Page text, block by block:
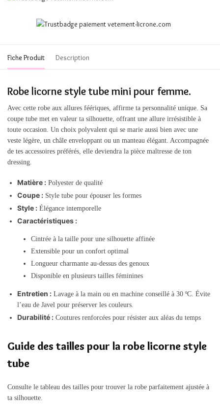
Fiche Produit Description
Robe licorne style tube mini pour femme.
Avec cette robe aux allures féériques, affirme ta personnalité unique. Sa
coupe tube met en valeur ta silhouette, offrant une allure irrésistible à
toute occasion. Un choix polyvalent qui se marie aussi bien avec une
veste légère, un châle enveloppant ou un manteau élégant. Accompagnée
de tes accessoires préférés, elle deviendra la pièce maîtresse de ton
dressing.
Matière : Polyester de qualité
Coupe : Style tube pour épouser les formes
Style : Élégance intemporelle
Caractéristiques :
Cintrée à la taille pour une silhouette affinée
Extensible pour un confort optimal
Longueur charmante au-dessus des genoux
Disponible en plusieurs tailles féminines
Entretien : Lavage à la main ou en machine conseillé à 30 ºC. Évite
l’eau de Javel pour préserver les couleurs.
Durabilité : Coutures renforcées pour résister aux aléas du temps
Guide des tailles pour la robe licorne style
tube
Consulte le tableau des tailles pour trouver la robe parfaitement ajustée à
ta silhouette.